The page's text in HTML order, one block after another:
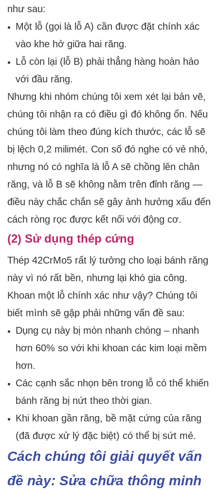
như sau:
Một lỗ (gọi là lỗ A) cần được đặt chính xác
vào khe hở giữa hai răng.
Lỗ còn lại (lỗ B) phải thẳng hàng hoàn hảo
với đầu răng.
Nhưng khi nhóm chúng tôi xem xét lại bản vẽ,
chúng tôi nhận ra có điều gì đó không ổn. Nếu
chúng tôi làm theo đúng kích thước, các lỗ sẽ
bị lệch 0,2 milimét. Con số đó nghe có vẻ nhỏ,
nhưng nó có nghĩa là lỗ A sẽ chồng lên chân
răng, và lỗ B sẽ không nằm trên đỉnh răng —
điều này chắc chắn sẽ gây ảnh hưởng xấu đến
cách ròng rọc được kết nối với động cơ.
(2) Sử dụng thép cứng
Thép 42CrMo5 rất lý tưởng cho loại bánh răng
này vì nó rất bền, nhưng lại khó gia công.
Khoan một lỗ chính xác như vậy? Chúng tôi
biết mình sẽ gặp phải những vấn đề sau:
Dụng cụ này bị mòn nhanh chóng – nhanh
hơn 60% so với khi khoan các kim loại mềm
hơn.
Các cạnh sắc nhọn bên trong lỗ có thể khiến
bánh răng bị nứt theo thời gian.
Khi khoan gần răng, bề mặt cứng của răng
(đã được xử lý đặc biệt) có thể bị sứt mẻ.
Cách chúng tôi giải quyết vấn
đề này: Sửa chữa thông minh